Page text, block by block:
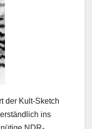
der Kult-Sketch
ins